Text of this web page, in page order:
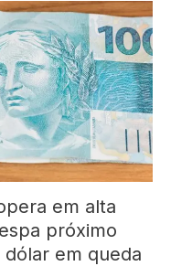
em alta
próximo
em queda